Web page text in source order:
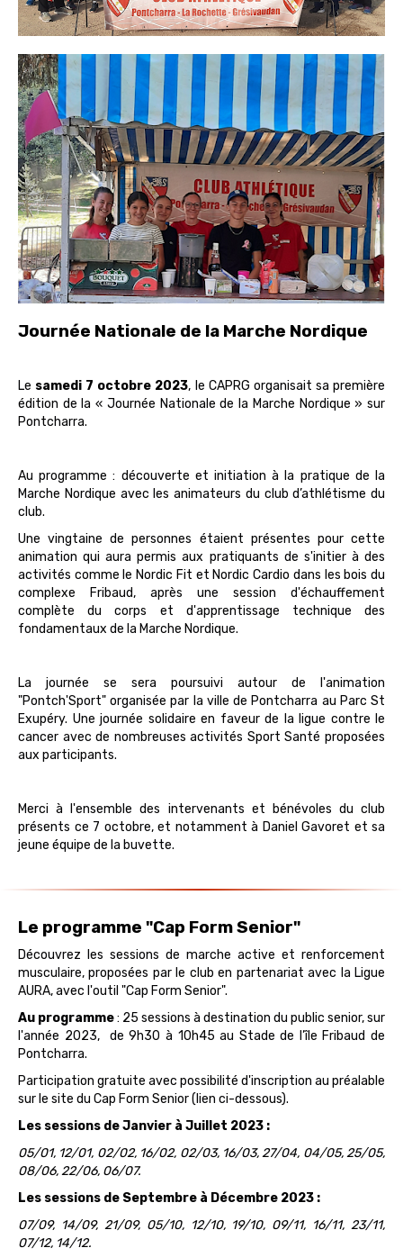
Journée Nationale de la Marche Nordique
Le samedi 7 octobre 2023, le CAPRG organisait sa première
édition de la « Journée Nationale de la Marche Nordique » sur
Pontcharra.
Au programme : découverte et initiation à la pratique de la
Marche Nordique avec les animateurs du club d’athlétisme du
club.
Une vingtaine de personnes étaient présentes pour cette
animation qui aura permis aux pratiquants de s'initier à des
activités comme le Nordic Fit et Nordic Cardio dans les bois du
complexe Fribaud, après une session d'échauffement
complète du corps et d'apprentissage technique des
fondamentaux de la Marche Nordique.
La journée se sera poursuivi autour de l'animation
"Pontch'Sport" organisée par la ville de Pontcharra au Parc St
Exupéry. Une journée solidaire en faveur de la ligue contre le
cancer avec de nombreuses activités Sport Santé proposées
aux participants.
Merci à l'ensemble des intervenants et bénévoles du club
présents ce 7 octobre, et notamment à Daniel Gavoret et sa
jeune équipe de la buvette.
Le programme "Cap Form Senior"
Découvrez les sessions de marche active et renforcement
musculaire, proposées par le club en partenariat avec la Ligue
AURA, avec l'outil "Cap Form Senior".
Au programme: 25 sessions à destination du public senior, sur
l'année 2023,
de 9h30 à 10h45 au Stade de l’île Fribaud de
Pontcharra.
Participation gratuite avec possibilité d'inscription au préalable
sur le site du Cap Form Senior (lien ci-dessous).
Les sessions de Janvier à Juillet 2023 :
05/01, 12/01, 02/02, 16/02, 02/03, 16/03, 27/04, 04/05, 25/05,
08/06, 22/06, 06/07.
Les sessions de Septembre à Décembre 2023 :
07/09, 14/09, 21/09, 05/10, 12/10, 19/10, 09/11, 16/11, 23/11,
07/12, 14/12.